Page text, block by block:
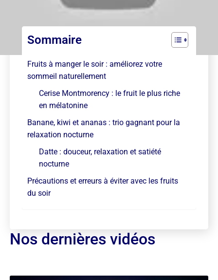
Sommaire
Fruits à manger le soir : améliorez votre
sommeil naturellement
Cerise Montmorency : le fruit le plus riche
en mélatonine
Banane, kiwi et ananas : trio gagnant pour la
relaxation nocturne
Datte : douceur, relaxation et satiété
nocturne
Précautions et erreurs à éviter avec les fruits
du soir
Nos dernières vidéos